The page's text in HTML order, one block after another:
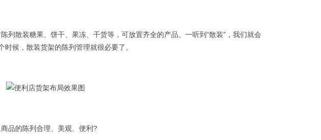
散装糖果、饼干、果冻、干货等，可放置齐全的产品。一听到“散装”，我们就会
候，散装货架的陈列管理就很必要了。
品的陈列合理、美观、便利?